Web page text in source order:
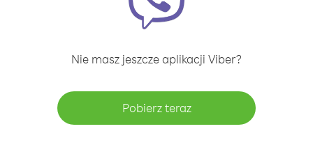
Nie masz jeszcze aplikacji Viber?
Pobierz teraz